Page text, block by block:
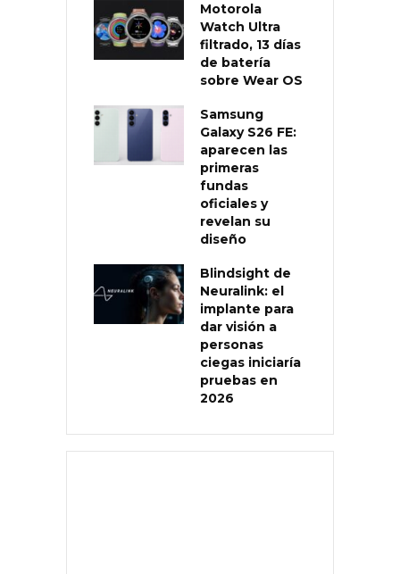
Motorola
Watch Ultra
filtrado, 13 días
de batería
sobre Wear OS
Samsung
Galaxy S26 FE:
aparecen las
primeras
fundas
oficiales y
revelan su
diseño
Blindsight de
Neuralink: el
implante para
dar visión a
personas
ciegas iniciaría
pruebas en
2026